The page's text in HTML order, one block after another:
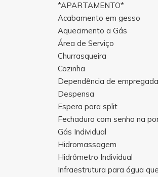
*APARTAMENTO*
Acabamento em gesso
Aquecimento a Gás
Área de Serviço
Churrasqueira
Cozinha
Dependência de empregada
Despensa
Espera para split
Fechadura com senha na
Gás Individual
Hidromassagem
Hidrômetro Individual
Infraestrutura para água